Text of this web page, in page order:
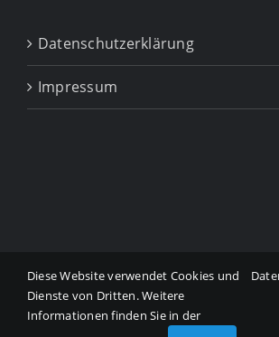
Datenschutzerklärung
Impressum
Diese Website verwendet Cookies und
Dienste von Dritten. Weitere
Informationen finden Sie in der